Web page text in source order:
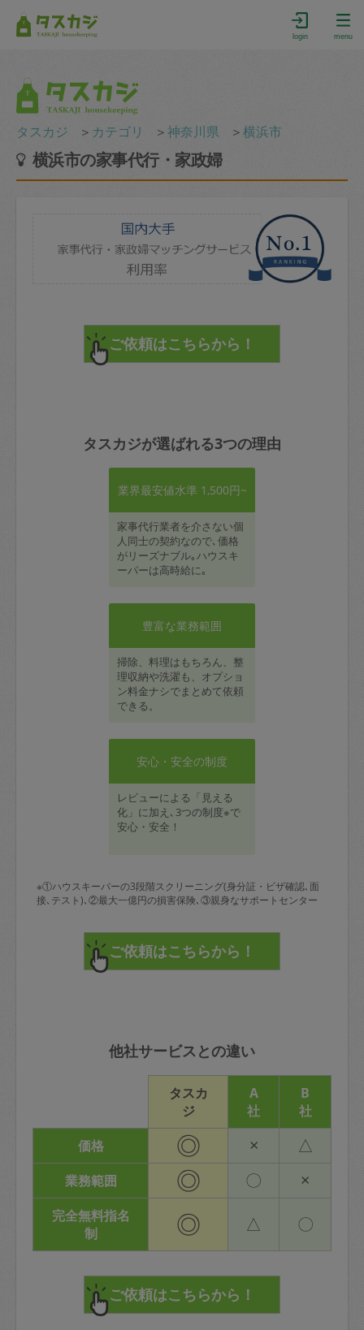
login menu
タスカジ ＞ カテゴリ ＞神奈川県 ＞横浜市
横浜市の家事代行・家政婦
タスカジが選ばれる3つの理由
業界最安値水準 1,500円~
家事代行業者を介さない個
人同士の契約なので､価格
がリーズナブル｡ハウスキ
ーパーは高時給に｡
豊富な業務範囲
掃除、料理はもちろん、整
理収納や洗濯も、オプショ
ン料金ナシでまとめて依頼
できる。
安心・安全の制度
レビューによる「見える
化」に加え､3つの制度※で
安心・安全！
※①ハウスキーパーの3段階スクリーニング(身分証・ビザ確認､面
接､テスト)､②最大一億円の損害保険､③親身なサポートセンター
他社サービスとの違い
タスカ
ジ
A
社
B
社
価格
◎ × △
業務範囲 ◎ 〇 ×
完全無料指名
制
◎ △ 〇